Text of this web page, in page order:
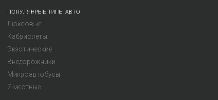
ПОПУЛЯНРЫЕ ТИПЫ АВТО
Люксовые
Кабриолеты
Экзотические
Внедорожники
Микроавтобусы
7-местные